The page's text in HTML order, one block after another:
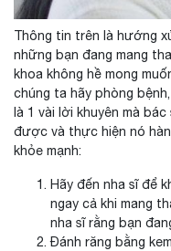
Thông tin trên là hướng
những bạn đang mang
khoa không hề mong
chúng ta hãy phòng
là 1 vài lời khuyên mà
được và thực hiện nó
khỏe mạnh:
Hãy đến nha sĩ để
ngay cả khi mang
nha sĩ rằng bạn
Đánh răng bằng